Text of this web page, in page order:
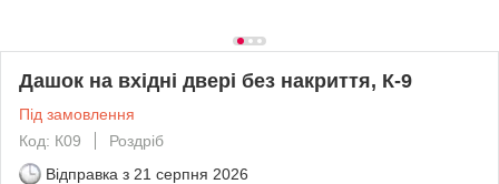
Дашок на вхідні двері без накриття, К-9
Під замовлення
Код: К09
Роздріб
Відправка з 21 серпня 2026